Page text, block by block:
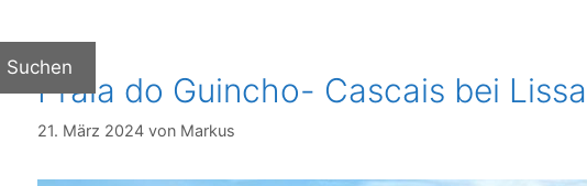
Praia do Guincho- Cascais bei
21. März 2024 von Markus
Suchen